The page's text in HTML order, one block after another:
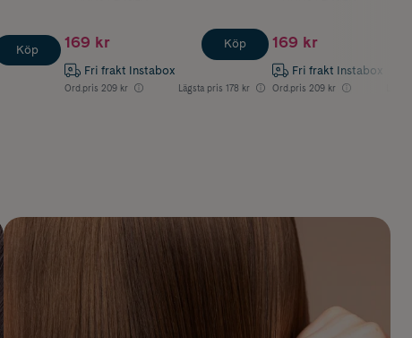
Köp 169 kr
Fri frakt Instabox
Ord.pris 209 kr Lägsta pris 178 kr
Köp 169 kr
Fri frakt Instabox
Ord.pris 209 kr